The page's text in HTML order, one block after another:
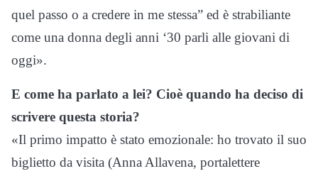
quel passo o a credere in me stessa” ed è strabiliante
come una donna degli anni ‘30 parli alle giovani di
oggi».
E come ha parlato a lei? Cioè quando ha deciso di
scrivere questa storia?
«Il primo impatto è stato emozionale: ho trovato il suo
biglietto da visita (Anna Allavena, portalettere